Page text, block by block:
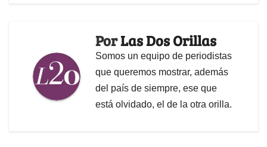
PorLas Dos Orillas
Somos un equipo de periodistas
que queremos mostrar, además
del país de siempre, ese que
está olvidado, el de la otra orilla.